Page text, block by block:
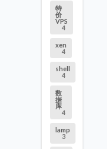
特
价
VPS
4
xen
4
shell
4
数
据
库
4
lamp
3